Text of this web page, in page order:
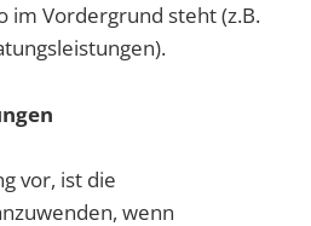
im Vordergrund steht (z.B.
vor, ist die
wenn